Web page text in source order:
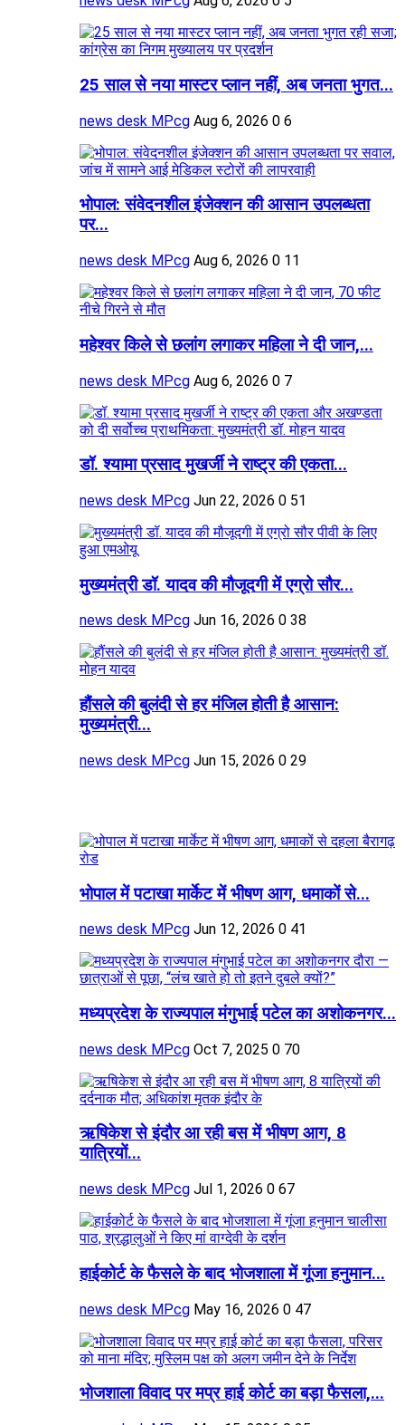
25 साल से नया मास्टर प्लान नहीं, अब जनता भुगत...
news desk MPcg Aug 6, 2026 0 6
भोपाल: संवेदनशील इंजेक्शन की आसान उपलब्धता
पर...
news desk MPcg Aug 6, 2026 0 11
महेश्वर किले से छलांग लगाकर महिला ने दी जान,...
news desk MPcg Aug 6, 2026 0 7
डॉ. श्यामा प्रसाद मुखर्जी ने राष्ट्र की एकता...
news desk MPcg Jun 22, 2026 0 51
मुख्यमंत्री डॉ. यादव की मौजूदगी में एग्रो सौर...
news desk MPcg Jun 16, 2026 0 38
हौंसले की बुलंदी से हर मंजिल होती है आसान:
मुख्यमंत्री...
news desk MPcg Jun 15, 2026 0 29
भोपाल में पटाखा मार्केट में भीषण आग, धमाकों से...
news desk MPcg Jun 12, 2026 0 41
मध्यप्रदेश के राज्यपाल मंगुभाई पटेल का अशोकनगर...
news desk MPcg Oct 7, 2025 0 70
ऋषिकेश से इंदौर आ रही बस में भीषण आग, 8
यात्रियों...
news desk MPcg Jul 1, 2026 0 67
हाईकोर्ट के फैसले के बाद भोजशाला में गूंजा हनुमान...
news desk MPcg May 16, 2026 0 47
भोजशाला विवाद पर मप्र हाई कोर्ट का बड़ा फैसला,...